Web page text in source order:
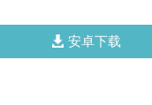
安卓下载